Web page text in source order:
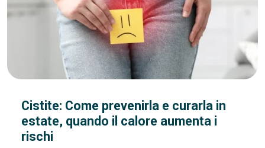
Cistite: Come prevenirla e curarla in
estate, quando il calore aumenta i
rischi